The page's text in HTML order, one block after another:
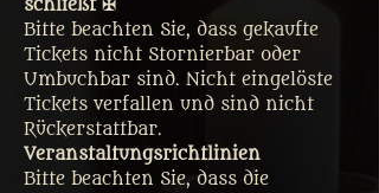
schließt ✠
Bitte beachten Sie, dass gekaufte
Tickets nicht Stornierbar oder
Umbuchbar sind. Nicht eingelöste
Tickets verfallen und sind nicht
Rückerstattbar.
Veranstaltungsrichtlinien
Bitte beachten Sie, dass die